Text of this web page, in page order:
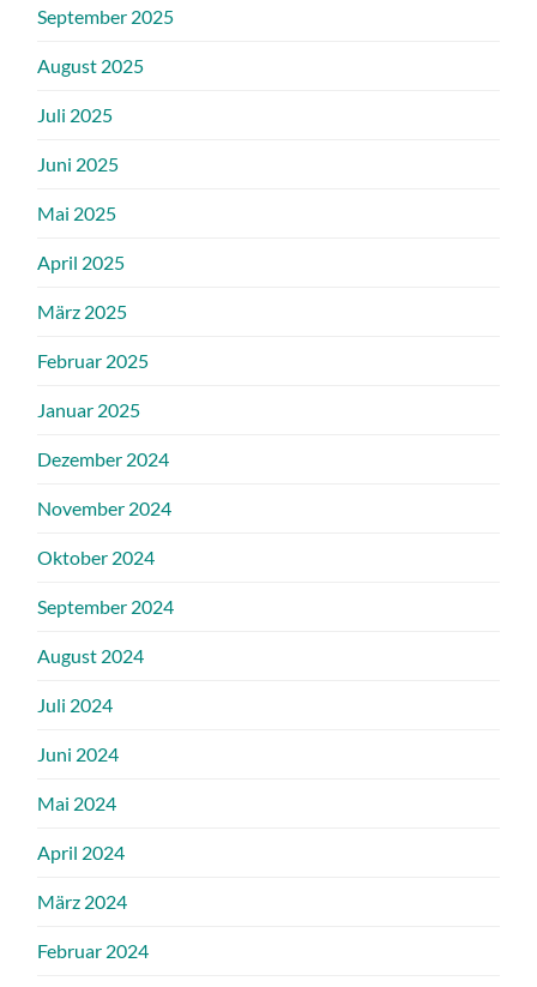
September 2025
August 2025
Juli 2025
Juni 2025
Mai 2025
April 2025
März 2025
Februar 2025
Januar 2025
Dezember 2024
November 2024
Oktober 2024
September 2024
August 2024
Juli 2024
Juni 2024
Mai 2024
April 2024
März 2024
Februar 2024